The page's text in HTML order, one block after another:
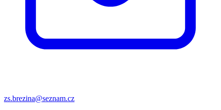
zs.brezina@seznam.cz